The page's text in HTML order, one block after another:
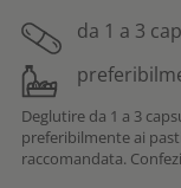
da 1 a 3
Deglutire da 1 a 3
preferibilmente ai
raccomandata.